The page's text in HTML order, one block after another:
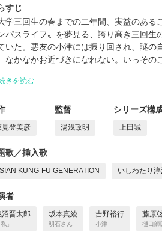
すじ
大学三回生の春までの二年間、実益のあ
パスライフ〟を夢見る、誇り高き三回
いた。悪友の小津には振り回され、謎
なかなかお近づきになれない。いっそ
きを読む
見登美彦
監督
湯浅政明
シリーズ構
上田誠
歌／挿入歌
KUNG-FU GENERATION いしわたり
者
沼晋太郎
私」
坂本真綾
明石さん
吉野裕行
小津
藤原
樋口師